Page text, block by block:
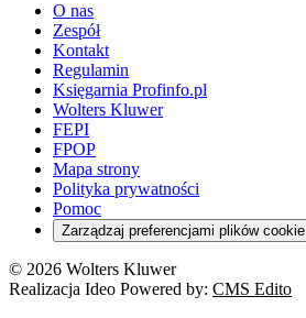
O nas
Zespół
Kontakt
Regulamin
Księgarnia Profinfo.pl
Wolters Kluwer
FEPI
FPOP
Mapa strony
Polityka prywatności
Pomoc
Zarządzaj preferencjami plików cookie
© 2026 Wolters Kluwer
Realizacja Ideo Powered by: CMS Edito